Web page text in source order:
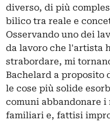
diverso, di più
bilico tra reale e
Osservando uno dei
da lavoro che l'artista
strabordare, mi
Bachelard a proposito
le cose più solide
comuni abbandonare i
familiari e, fattisi